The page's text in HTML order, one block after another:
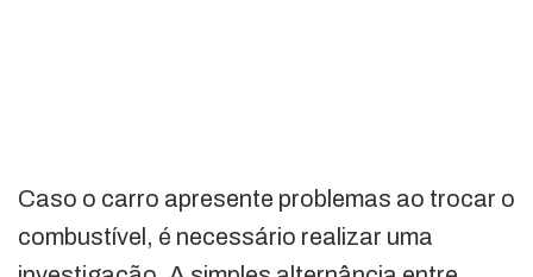
Caso o carro apresente problemas ao trocar o
combustível, é necessário realizar uma